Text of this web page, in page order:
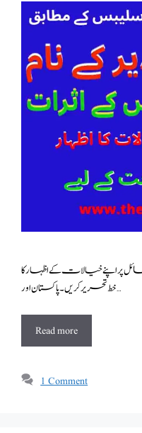
پر اپنے خیالات کے اظہار کا
خط تحریر کریں۔پاکستان اور …
Read more
1 Comment